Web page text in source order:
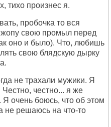
тихо произнес я.
пробочка то вся
жопу свою промыл перед
оно и было). Что, любишь
свою блядскую дырку
не трахали мужики. Я
честно... я же
Я очень боюсь, что об этом
не решаюсь на что-то